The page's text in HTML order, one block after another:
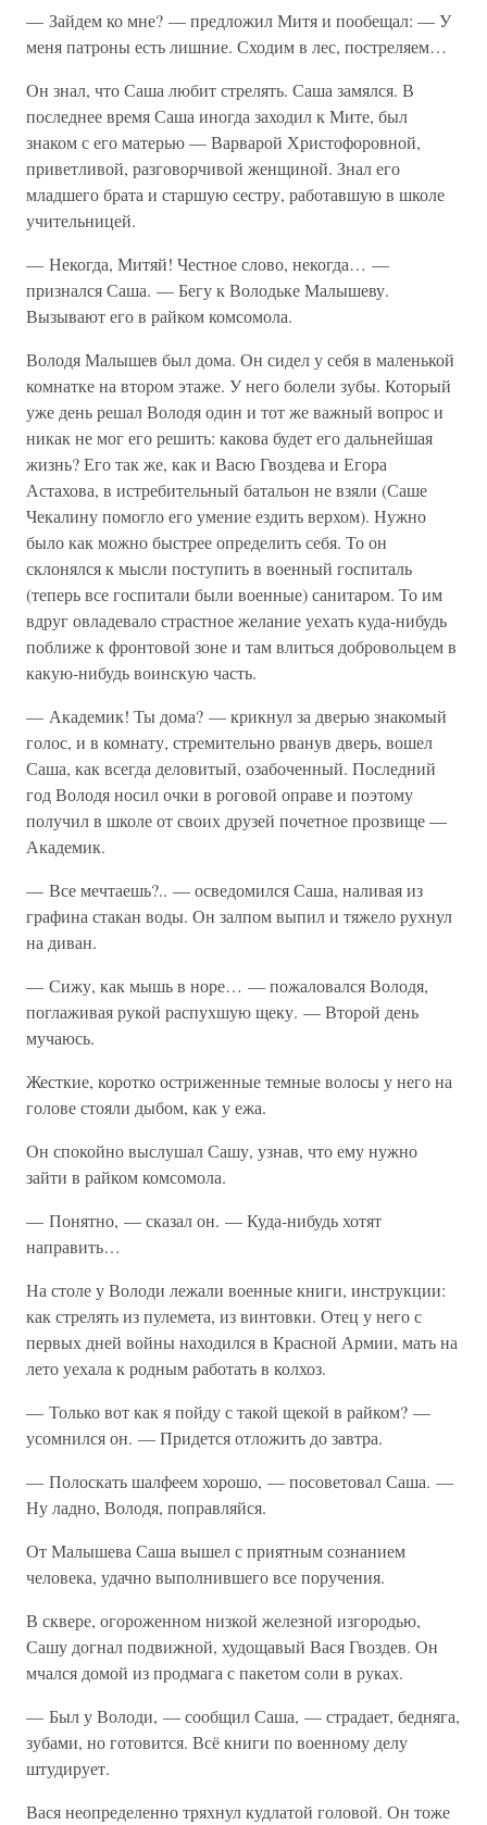
— Зайдем ко мне? — предложил Митя и пообещал: — У
меня патроны есть лишние. Сходим в лес, постреляем…
Он знал, что Саша любит стрелять. Саша замялся. В
последнее время Саша иногда заходил к Мите, был
знаком с его матерью — Варварой Христофоровной,
приветливой, разговорчивой женщиной. Знал его
младшего брата и старшую сестру, работавшую в школе
учительницей.
— Некогда, Митяй! Честное слово, некогда… —
признался Саша. — Бегу к Володьке Малышеву.
Вызывают его в райком комсомола.
Володя Малышев был дома. Он сидел у себя в маленькой
комнатке на втором этаже. У него болели зубы. Который
уже день решал Володя один и тот же важный вопрос и
никак не мог его решить: какова будет его дальнейшая
жизнь? Его так же, как и Васю Гвоздева и Егора
Астахова, в истребительный батальон не взяли (Саше
Чекалину помогло его умение ездить верхом). Нужно
было как можно быстрее определить себя. То он
склонялся к мысли поступить в военный госпиталь
(теперь все госпитали были военные) санитаром. То им
вдруг овладевало страстное желание уехать куда-нибудь
поближе к фронтовой зоне и там влиться добровольцем в
какую-нибудь воинскую часть.
— Академик! Ты дома? — крикнул за дверью знакомый
голос, и в комнату, стремительно рванув дверь, вошел
Саша, как всегда деловитый, озабоченный. Последний
год Володя носил очки в роговой оправе и поэтому
получил в школе от своих друзей почетное прозвище —
Академик.
— Все мечтаешь?.. — осведомился Саша, наливая из
графина стакан воды. Он залпом выпил и тяжело рухнул
на диван.
— Сижу, как мышь в норе… — пожаловался Володя,
поглаживая рукой распухшую щеку. — Второй день
мучаюсь.
Жесткие, коротко остриженные темные волосы у него на
голове стояли дыбом, как у ежа.
Он спокойно выслушал Сашу, узнав, что ему нужно
зайти в райком комсомола.
— Понятно, — сказал он. — Куда-нибудь хотят
направить…
На столе у Володи лежали военные книги, инструкции:
как стрелять из пулемета, из винтовки. Отец у него с
первых дней войны находился в Красной Армии, мать на
лето уехала к родным работать в колхоз.
— Только вот как я пойду с такой щекой в райком? —
усомнился он. — Придется отложить до завтра.
— Полоскать шалфеем хорошо, — посоветовал Саша. —
Ну ладно, Володя, поправляйся.
От Малышева Саша вышел с приятным сознанием
человека, удачно выполнившего все поручения.
В сквере, огороженном низкой железной изгородью,
Сашу догнал подвижной, худощавый Вася Гвоздев. Он
мчался домой из продмага с пакетом соли в руках.
— Был у Володи, — сообщил Саша, — страдает, бедняга,
зубами, но готовится. Всё книги по военному делу
штудирует.
Вася неопределенно тряхнул кудлатой головой. Он тоже